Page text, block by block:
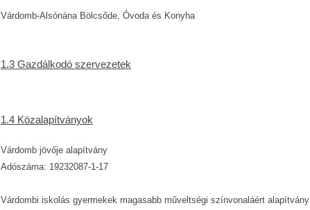
Várdomb-Alsónána Bölcsőde, Óvoda és Konyha
1.3 Gazdálkodó szervezetek
1.4 Közalapítványok
Várdomb jövője alapítvány
Adószáma: 19232087-1-17
Várdombi iskolás gyermekek magasabb műveltségi színvonaláért alapítvány